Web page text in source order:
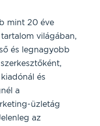
mint 20 éve
világában,
és legnagyobb
és
a
üzletág
az